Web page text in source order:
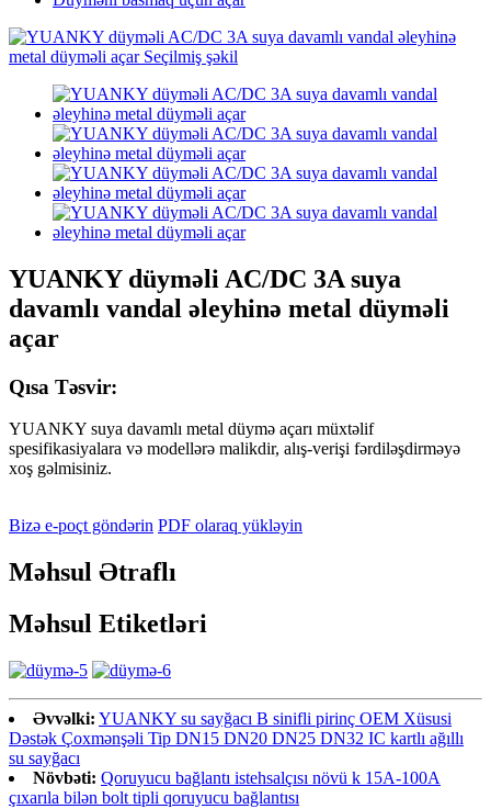
YUANKY düyməli AC/DC 3A suya
davamlı vandal əleyhinə metal düyməli
açar
Qısa Təsvir:
YUANKY suya davamlı metal düymə açarı müxtəlif
spesifikasiyalara və modellərə malikdir, alış-verişi fərdiləşdirməyə
xoş gəlmisiniz.
Bizə e-poçt göndərin PDF olaraq yükləyin
Məhsul Ətraflı
Məhsul Etiketləri
Əvvəlki: YUANKY su sayğacı B sinifli pirinç OEM Xüsusi
Dəstək Çoxmənşəli Tip DN15 DN20 DN25 DN32 IC kartlı ağıllı
su sayğacı
Növbəti: Qoruyucu bağlantı istehsalçısı növü k 15A-100A
çıxarıla bilən bolt tipli qoruyucu bağlantısı